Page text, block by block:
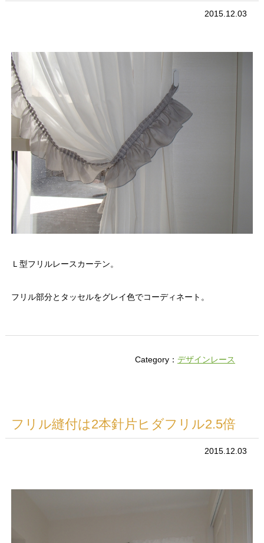
2015.12.03
Ｌ型フリルレースカーテン。
フリル部分とタッセルをグレイ色でコーディネート。
Category：デザインレース
フリル縫付は2本針片ヒダフリル2.5倍
2015.12.03